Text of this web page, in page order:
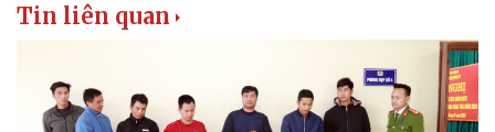
Tin liên quan